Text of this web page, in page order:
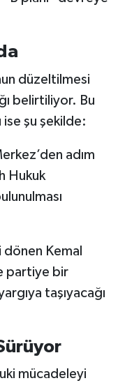
düzeltilmesi
belirtiliyor. Bu
ise şu şekilde:
adım
Hukuk
Kemal
partiye bir
taşıyacağı
mücadeleyi